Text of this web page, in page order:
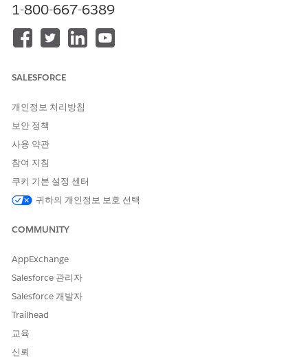
이 보안 설정은 연결된 앱 메타데이터에 정의된 관리 프로필을 매핑
합니다.
구성되지 않은 경우 보안 위험
연결된 앱에 대한 프로필 할당을 제한하지 않으면 세분화된 제어가
부족하여 응용 프로그램 기반 데이터 노출의 폭발 반경이 크게 증가
합니다.
위협 시나리오
관리자가 민감도가 높은 통합에 광범위한 표준 사용자 프로필을 잘
민감한 데이터가 포함된 비즈니스 크리티컬 앱에 액세스할 수 있도
예상 CVSS 점수 범위
높음(7.0~8.9)
위험 영향 고려 사항
특정 프로필에 대한 액세스를 제한하지 못하면 과도한 권한 부여 응
1-800-667-6389
SALESFORCE
개인정보 처리방침
보안 정책
사용 약관
참여 지침
쿠키 기본 설정 센터
귀하의 개인정보 보호 선택
COMMUNITY
AppExchange
Salesforce 관리자
Salesforce 개발자
Trailhead
교육
신뢰